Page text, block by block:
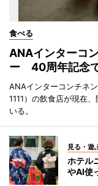
食べる
ANAインターコ
ー 40周年記念
ANAインターコンチネ
1111）の飲食店が現在
いる。
見る・遊
ホテル
やAI使